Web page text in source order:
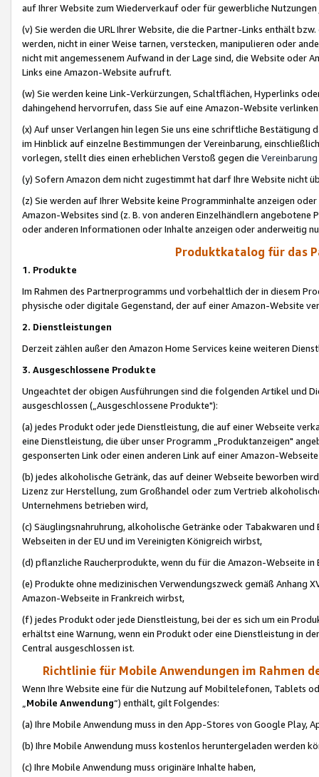
auf Ihrer Website zum Wiederverkauf oder für gewerbliche
(v) Sie werden die URL Ihrer Website, die die Partner-Links enthält
werden, nicht in einer Weise tarnen, verstecken, manipulieren oder
nicht mit angemessenem Aufwand in der Lage sind, die Website oder
Links eine Amazon-Website aufruft.
(w) Sie werden keine Link-Verkürzungen, Schaltflächen, Hyperlinks
dahingehend hervorrufen, dass Sie auf eine Amazon-Website
(x) Auf unser Verlangen hin legen Sie uns eine schriftliche
im Hinblick auf einzelne Bestimmungen der Vereinbarung,
vorlegen, stellt dies einen erheblichen Verstoß gegen die Vereinbarung
(y) Sofern Amazon dem nicht zugestimmt hat darf Ihre Website nicht
(z) Sie werden auf Ihrer Website keine Programminhalte anzeigen
Amazon-Websites sind (z. B. von anderen Einzelhändlern
oder anderen Informationen oder Inhalte anzeigen oder anderweitig
Produktkatalog für das
1. Produkte
Im Rahmen des Partnerprogramms und vorbehaltlich der in diesem
physische oder digitale Gegenstand, der auf einer Amazon-Website
2. Dienstleistungen
Derzeit zählen außer den Amazon Home Services keine weiteren
3. Ausgeschlossene Produkte
Ungeachtet der obigen Ausführungen sind die folgenden Artikel und
ausgeschlossen („Ausgeschlossene Produkte"):
(a) jedes Produkt oder jede Dienstleistung, die auf einer Webseite
eine Dienstleistung, die über unser Programm „Produktanzeigen"
gesponserten Link oder einen anderen Link auf einer Amazon-
(b) jedes alkoholische Getränk, das auf deiner Webseite beworben
Lizenz zur Herstellung, zum Großhandel oder zum Vertrieb
Unternehmens betrieben wird,
(c) Säuglingsnahruhrung, alkoholische Getränke oder Tabakwaren
Webseiten in der EU und im Vereinigten Königreich wirbst,
(d) pflanzliche Raucherprodukte, wenn du für die Amazon-Webseite in
(e) Produkte ohne medizinischen Verwendungszweck gemäß Anhang
Amazon-Webseite in Frankreich wirbst,
(f) jedes Produkt oder jede Dienstleistung, bei der es sich um ein
erhältst eine Warnung, wenn ein Produkt oder eine Dienstleistung in
Central ausgeschlossen ist.
Richtlinie für Mobile Anwendungen im Rahmen
Wenn Ihre Website eine für die Nutzung auf Mobiltelefonen, Tablets
„Mobile Anwendung“) enthält, gilt Folgendes:
(a) Ihre Mobile Anwendung muss in den App-Stores von Google Play,
(b) Ihre Mobile Anwendung muss kostenlos heruntergeladen werden
(c) Ihre Mobile Anwendung muss originäre Inhalte haben,